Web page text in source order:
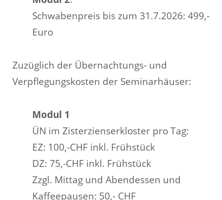
Schwabenpreis bis zum 31.7.2026: 499,-
Euro
Zuzüglich der Übernachtungs- und
Verpflegungskosten der Seminarhäuser:
Modul 1
ÜN im Zisterzienserkloster pro Tag:
EZ: 100,-CHF inkl. Frühstück
DZ: 75,-CHF inkl. Frühstück
Zzgl. Mittag und Abendessen und
Kaffeepausen: 50,- CHF